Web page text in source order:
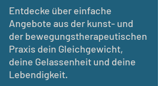
Entdecke über einfache
Angebote aus der kunst- und
der bewegungstherapeutischen
Praxis dein Gleichgewicht,
deine Gelassenheit und deine
Lebendigkeit.